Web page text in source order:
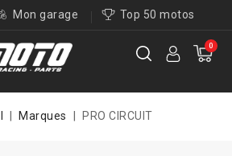
Mon garage Top 50 motos
0
Marques PRO CIRCUIT